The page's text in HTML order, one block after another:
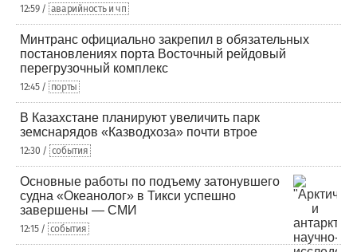
12:59 / аварийность и чп
Минтранс официально закрепил в обязательных
постановлениях порта Восточный рейдовый
перегрузочный комплекс
12:45 / порты
В Казахстане планируют увеличить парк
земснарядов «Казводхоза» почти втрое
12:30 / события
Основные работы по подъему затонувшего
судна «Океанолог» в Тикси успешно
завершены — СМИ
12:15 / события